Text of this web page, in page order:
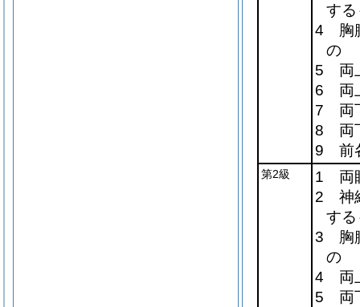
す
4 胸
の
5 両
6 両
7 両
8 両
9 前
第2級
1 両
2 神
す
3 胸
の
4 両
5 両